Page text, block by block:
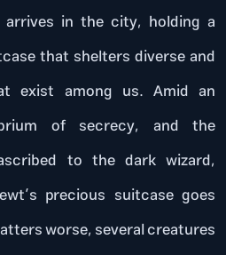
in the city, holding a
that shelters diverse and
exist among us. Amid an
of secrecy, and the
to the dark wizard,
precious suitcase goes
worse, several creatures